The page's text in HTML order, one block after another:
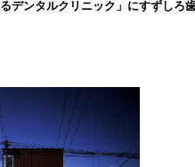
デンタルクリニック」にすずしろ